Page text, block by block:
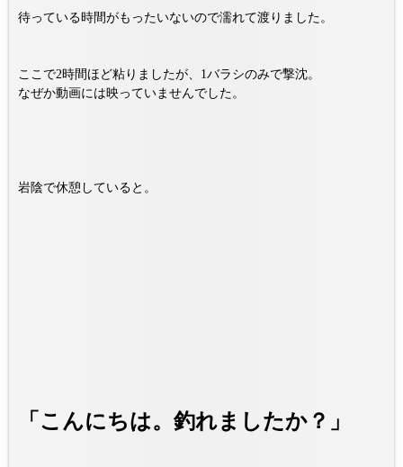
待っている時間がもったいないので濡れて渡りました。
ここで2時間ほど粘りましたが、1バラシのみで撃沈。
なぜか動画には映っていませんでした。
岩陰で休憩していると。
「こんにちは。釣れましたか？」